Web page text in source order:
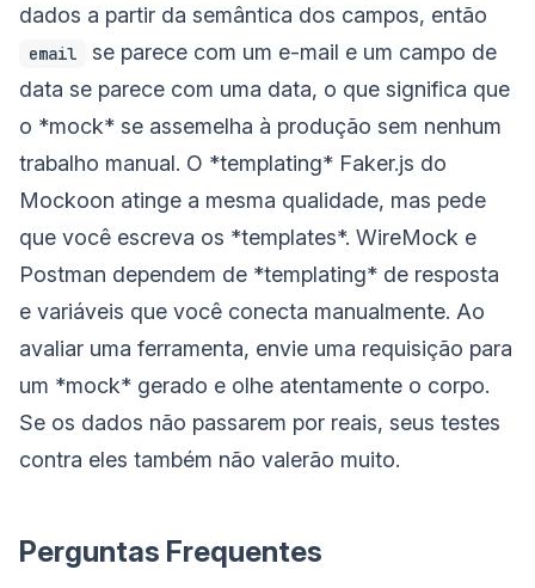
dados a partir da semântica dos campos, então
email
se parece com um e-mail e um campo de
data se parece com uma data, o que significa que
o *mock* se assemelha à produção sem nenhum
trabalho manual. O *templating* Faker.js do
Mockoon atinge a mesma qualidade, mas pede
que você escreva os *templates*. WireMock e
Postman dependem de *templating* de resposta
e variáveis que você conecta manualmente. Ao
avaliar uma ferramenta, envie uma requisição para
um *mock* gerado e olhe atentamente o corpo.
Se os dados não passarem por reais, seus testes
contra eles também não valerão muito.
Perguntas Frequentes